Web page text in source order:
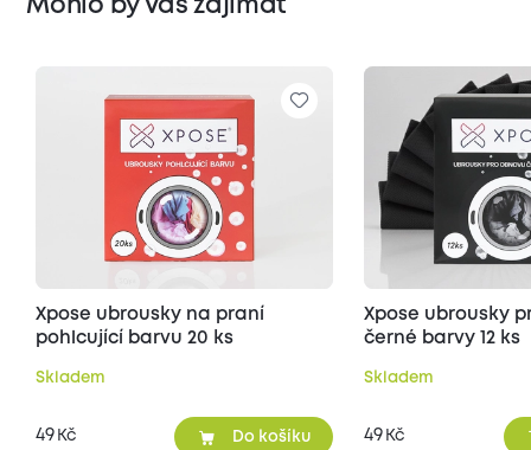
Mohlo by Vás zajímat
Xpose ubrousky na praní
pohlcující barvu 20 ks
Skladem
49 Kč Do košíku
Xpose ubrousky
černé barvy 12 ks
Skladem
49 Kč